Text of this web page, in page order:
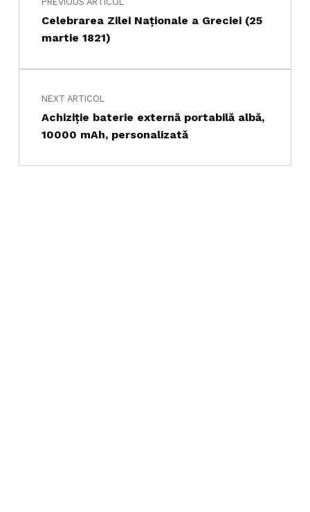
Celebrarea Zilei Naționale a Greciei (25
martie 1821)
NEXT ARTICOL
Achiziţie baterie externă portabilă albă,
10000 mAh, personalizată